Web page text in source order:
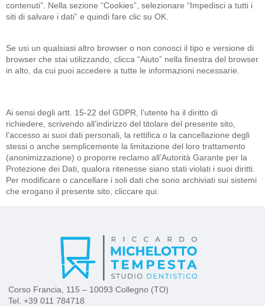
contenuti”. Nella sezione “Cookies”, selezionare “Impedisci a tutti i
siti di salvare i dati” e quindi fare clic su OK.
Se usi un qualsiasi altro browser o non conosci il tipo e versione di
browser che stai utilizzando, clicca “Aiuto” nella finestra del browser
in alto, da cui puoi accedere a tutte le informazioni necessarie.
Ai sensi degli artt. 15-22 del GDPR, l’utente ha il diritto di
richiedere, scrivendo all’indirizzo del titolare del presente sito,
l’accesso ai suoi dati personali, la rettifica o la cancellazione degli
stessi o anche semplicemente la limitazione del loro trattamento
(anonimizzazione) o proporre reclamo all’Autorità Garante per la
Protezione dei Dati, qualora ritenesse siano stati violati i suoi diritti.
Per modificare o cancellare i soli dati che sono archiviati sui sistemi
che erogano il presente sito, cliccare qui.
Corso Francia, 115 – 10093 Collegno (TO)
Tel. +39 011 784718